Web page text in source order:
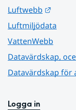
Luftwebb
Luftmiljödata
VattenWebb
Datavärdskap,
Datavärdskap för
Logga in